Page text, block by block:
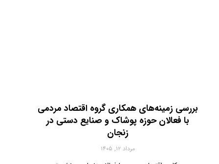
بررسی زمینه‌های همکاری گروه اقتصاد مردمی
با فعالان حوزه پوشاک و صنایع دستی در
زنجان
مرداد ۱۲, ۱۴۰۵